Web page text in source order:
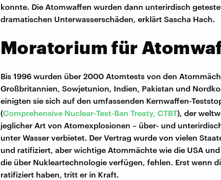
konnte. Die Atomwaffen wurden dann unterirdisch
dramatischen Unterwasserschäden, erklärt Sascha Hach.
Moratorium für
Bis 1996 wurden über 2000 Atomtests von den
Großbritannien, Sowjetunion, Indien, Pakistan und
einigten sie sich auf den umfassenden Kernwaffen-
(Comprehensive Nuclear-Test-Ban Treaty, CTBT), der
jeglicher Art von Atomexplosionen – über- und
unter Wasser verbietet. Der Vertrag wurde von vielen
und ratifiziert, aber wichtige Atommächte wie die USA
die über Nukleartechnologie verfügen, fehlen. Erst wenn
ratifiziert haben, tritt er in Kraft.